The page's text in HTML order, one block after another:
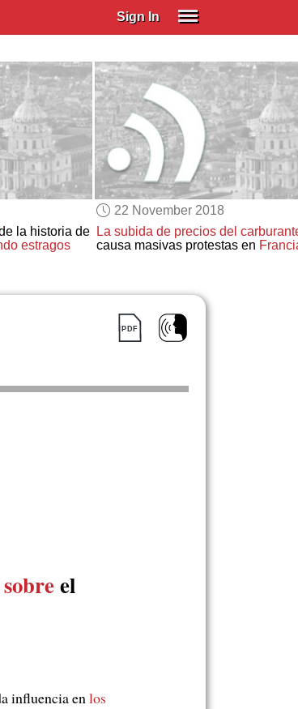
Sign In
Spanish
Spanish
SUBSCRIBE
GIFT CARDS
OTHER
ABOUT US
la historia de
estragos
22 November 2018
La subida de precios del
causa masivas protestas en
el
influencia enlos